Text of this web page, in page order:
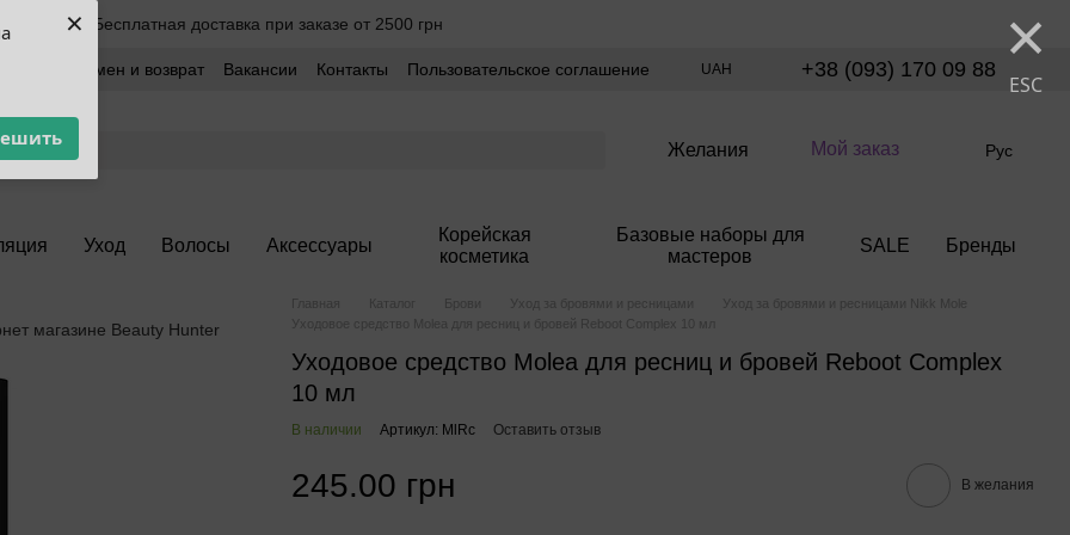
× ×
ESC
Бесплатная доставка при заказе от 2500 грн
Обмен и возврат Вакансии Контакты
Пользовательское соглашение
UAH +38 (093) 170 09 88
Желания Мой заказ Рус
Уход Волосы Аксессуары
Корейская
косметика
Базовые наборы для
мастеров
SALE Бренды
Главная Каталог Брови Уход за бровями и ресницами
Уход за бровями и ресницами Nikk Mole
Уходовое средство Molea для ресниц и бровей Reboot Complex 10 мл
Уходовое средство Molea для ресниц и бровей Reboot Complex
10 мл
В наличии Артикул: MlRc Оставить отзыв
245.00 грн В желания